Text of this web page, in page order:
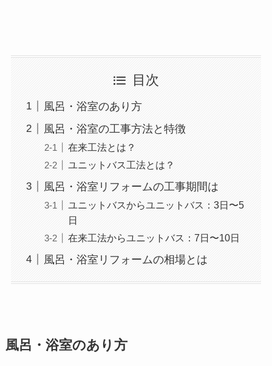
目次
風呂・浴室のあり方
風呂・浴室の工事方法と特徴
在来工法とは？
ユニットバス工法とは？
風呂・浴室リフォームの工事期間は
ユニットバスからユニットバス：3日〜5
日
在来工法からユニットバス：7日〜10日
風呂・浴室リフォームの相場とは
風呂・浴室のあり方